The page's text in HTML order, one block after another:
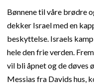
Bønnene til våre brødre
dekker Israel med en
beskyttelse. Israels
hele den frie verden.
vil bli åpnet og de døves
Messias fra Davids hus,